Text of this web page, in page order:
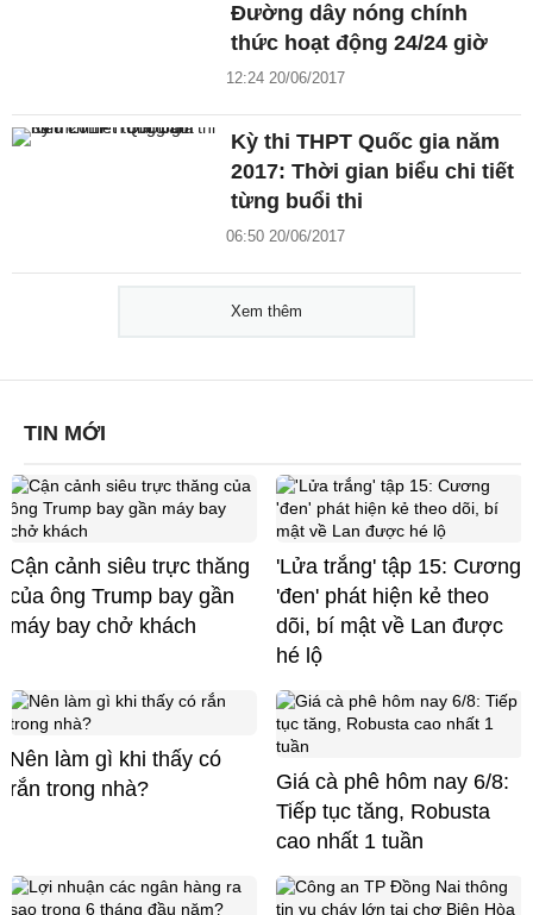
Đường dây nóng chính
thức hoạt động 24/24 giờ
12:24 20/06/2017
Kỳ thi THPT Quốc gia năm
2017: Thời gian biểu chi tiết
từng buổi thi
06:50 20/06/2017
Xem thêm
TIN MỚI
Cận cảnh siêu trực thăng
của ông Trump bay gần
máy bay chở khách
'Lửa trắng' tập 15: Cương
'đen' phát hiện kẻ theo
dõi, bí mật về Lan được
hé lộ
Nên làm gì khi thấy có
rắn trong nhà?
Giá cà phê hôm nay 6/8:
Tiếp tục tăng, Robusta
cao nhất 1 tuần